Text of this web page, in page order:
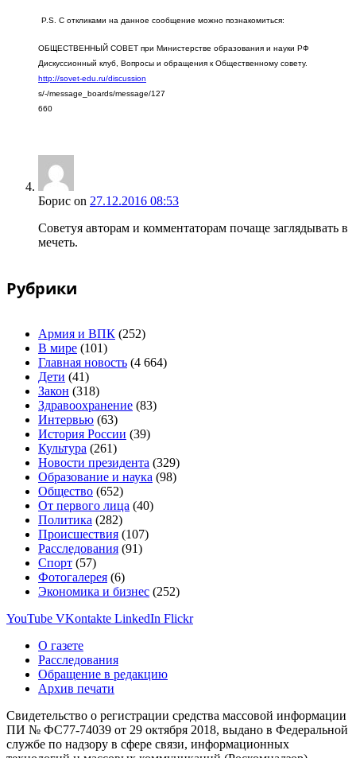
P.S. С откликами на данное сообщение можно познакомиться:
ОБЩЕСТВЕННЫЙ СОВЕТ при Министерстве образования и науки РФ
Дискуссионный клуб, Вопросы и обращения к Общественному совету.
http://sovet-edu.ru/discussion
s/-/message_boards/message/127
660
Борис on 27.12.2016 08:53
Советуя авторам и комментаторам почаще заглядывать в
мечеть.
Рубрики
Армия и ВПК (252)
В мире (101)
Главная новость (4 664)
Дети (41)
Закон (318)
Здравоохранение (83)
Интервью (63)
История России (39)
Культура (261)
Новости президента (329)
Образование и наука (98)
Общество (652)
От первого лица (40)
Политика (282)
Происшествия (107)
Расследования (91)
Спорт (57)
Фотогалерея (6)
Экономика и бизнес (252)
YouTube VKontakte LinkedIn Flickr
О газете
Расследования
Обращение в редакцию
Архив печати
Свидетельство о регистрации средства массовой информации
ПИ № ФС77-74039 от 29 октября 2018, выдано в Федеральной
службе по надзору в сфере связи, информационных